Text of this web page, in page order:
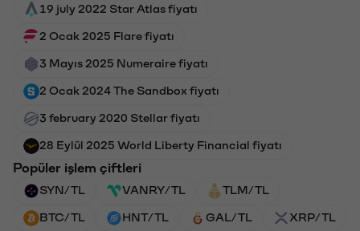
19 july 2022 Star Atlas fiyatı
2 Ocak 2025 Flare fiyatı
3 Mayıs 2025 Numeraire fiyatı
2 Ocak 2024 The Sandbox fiyatı
3 february 2020 Stellar fiyatı
28 Eylül 2025 World Liberty Financial fiyatı
Popüler işlem çiftleri
SYN/TL VANRY/TL TLM/TL
BTC/TL HNT/TL GAL/TL XRP/TL